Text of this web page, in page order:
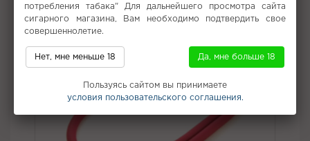
потребления табака" Для дальнейшего просмотра сайта
сигарного магазина, Вам необходимо подтвердить свое
совершеннолетие.
Нет, мне меньше 18 Да, мне больше 18
Пользуясь сайтом вы принимаете
условия пользовательского соглашения.